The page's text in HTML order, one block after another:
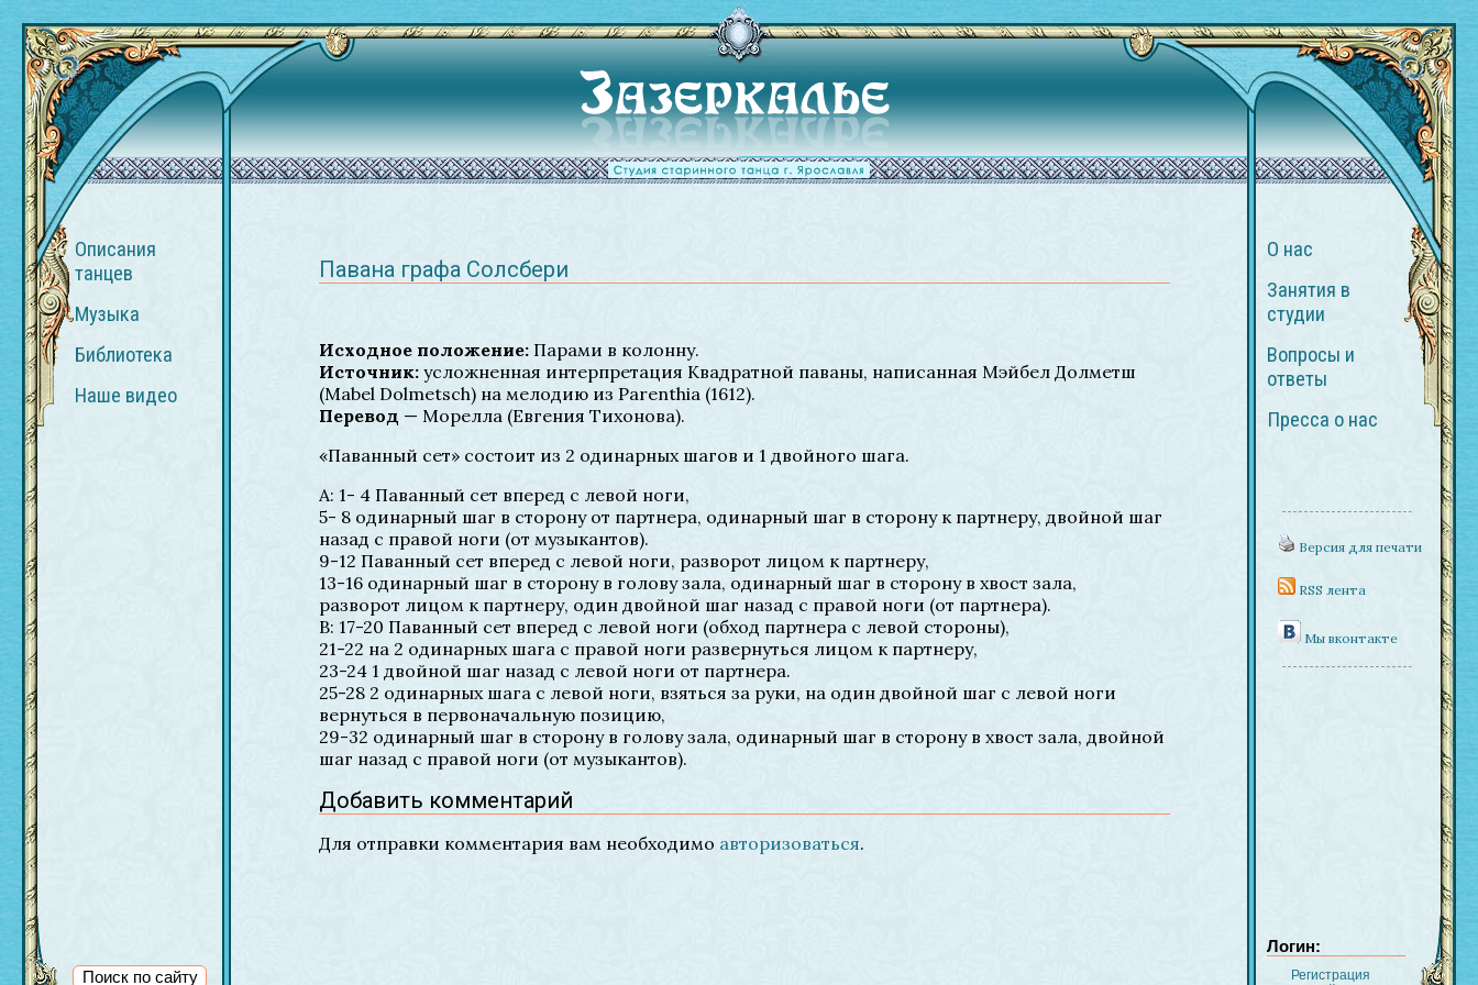
Описания
танцев
Музыка
Библиотека
Наше видео
Павана графа Солсбери
Исходное положение: Парами в колонну.
Источник: усложненная интерпретация Квадратной паваны, написанная Мэйбел Долметш
(Mabel Dolmetsch) на мелодию из Parenthia (1612).
Перевод — Морелла (Евгения Тихонова).
«Паванный сет» состоит из 2 одинарных шагов и 1 двойного шага.
A: 1- 4 Паванный сет вперед с левой ноги,
5- 8 одинарный шаг в сторону от партнера, одинарный шаг в сторону к партнеру, двойной шаг
назад с правой ноги (от музыкантов).
9-12 Паванный сет вперед с левой ноги, разворот лицом к партнеру,
13-16 одинарный шаг в сторону в голову зала, одинарный шаг в сторону в хвост зала,
разворот лицом к партнеру, один двойной шаг назад с правой ноги (от партнера).
B: 17-20 Паванный сет вперед с левой ноги (обход партнера с левой стороны),
21-22 на 2 одинарных шага с правой ноги развернуться лицом к партнеру,
23-24 1 двойной шаг назад с левой ноги от партнера.
25-28 2 одинарных шага с левой ноги, взяться за руки, на один двойной шаг с левой ноги
вернуться в первоначальную позицию,
29-32 одинарный шаг в сторону в голову зала, одинарный шаг в сторону в хвост зала, двойной
шаг назад с правой ноги (от музыкантов).
Добавить комментарий
Для отправки комментария вам необходимо авторизоваться.
О нас
Занятия в
студии
Вопросы и
ответы
Пресса о нас
Версия для печати
RSS лента
Мы вконтакте
Логин:
Регистрация